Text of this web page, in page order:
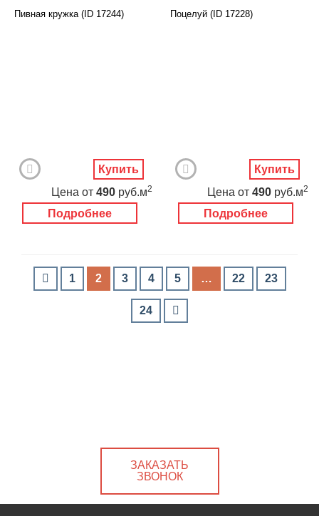
Пивная кружка (ID 17244)
Подробнее
Цена от 490 руб.м2
Купить
Поцелуй (ID 17228)
Подробнее
Цена от 490 руб.м2
Купить
1 2 3 4 5 … 22 23
24
ЗАКАЗАТЬ
ЗВОНОК